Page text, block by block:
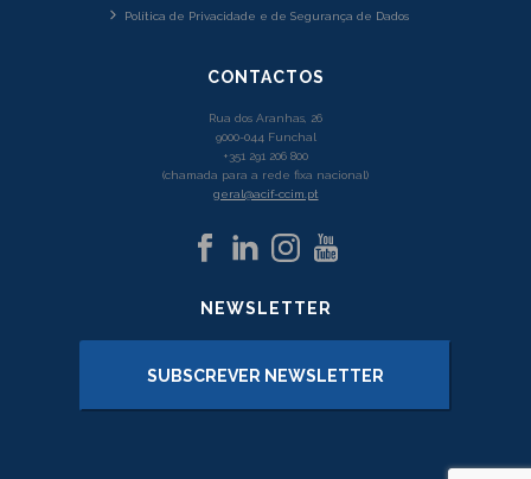
Política de Privacidade e de Segurança de Dados
CONTACTOS
Rua dos Aranhas, 26
9000-044 Funchal
+351 291 206 800
(chamada para a rede fixa nacional)
geral@acif-ccim.pt
NEWSLETTER
SUBSCREVER NEWSLETTER